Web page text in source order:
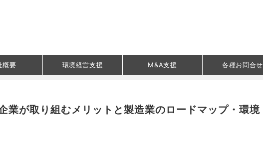
概要 環境経営支援 M&A支援 各種お問合せ
業が取り組むメリットと製造業のロードマップ・環境